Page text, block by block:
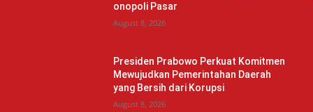
onopoli Pasar
August 8, 2026
Presiden Prabowo Perkuat Komitmen
Mewujudkan Pemerintahan Daerah
yang Bersih dari Korupsi
August 8, 2026